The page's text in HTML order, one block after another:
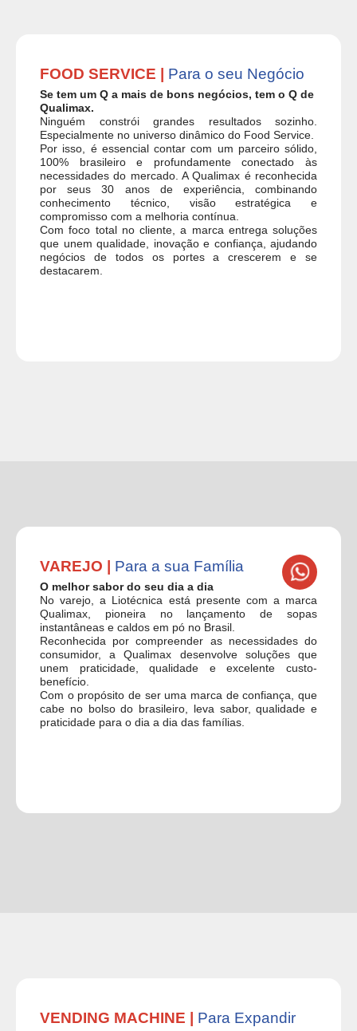
FOOD SERVICE | Para o seu Negócio
Se tem um Q a mais de bons negócios, tem o Q de
Qualimax.
Ninguém constrói grandes resultados sozinho.
Especialmente no universo dinâmico do Food Service.
Por isso, é essencial contar com um parceiro sólido,
100% brasileiro e profundamente conectado às
necessidades do mercado. A Qualimax é reconhecida
por seus 30 anos de experiência, combinando
conhecimento técnico, visão estratégica e
compromisso com a melhoria contínua.
Com foco total no cliente, a marca entrega soluções
que unem qualidade, inovação e confiança, ajudando
negócios de todos os portes a crescerem e se
destacarem.
VAREJO | Para a sua Família
O melhor sabor do seu dia a dia
No varejo, a Liotécnica está presente com a marca
Qualimax, pioneira no lançamento de sopas
instantâneas e caldos em pó no Brasil.
Reconhecida por compreender as necessidades do
consumidor, a Qualimax desenvolve soluções que
unem praticidade, qualidade e excelente custo-
benefício.
Com o propósito de ser uma marca de confiança, que
cabe no bolso do brasileiro, leva sabor, qualidade e
praticidade para o dia a dia das famílias.
VENDING MACHINE | Para Expandir